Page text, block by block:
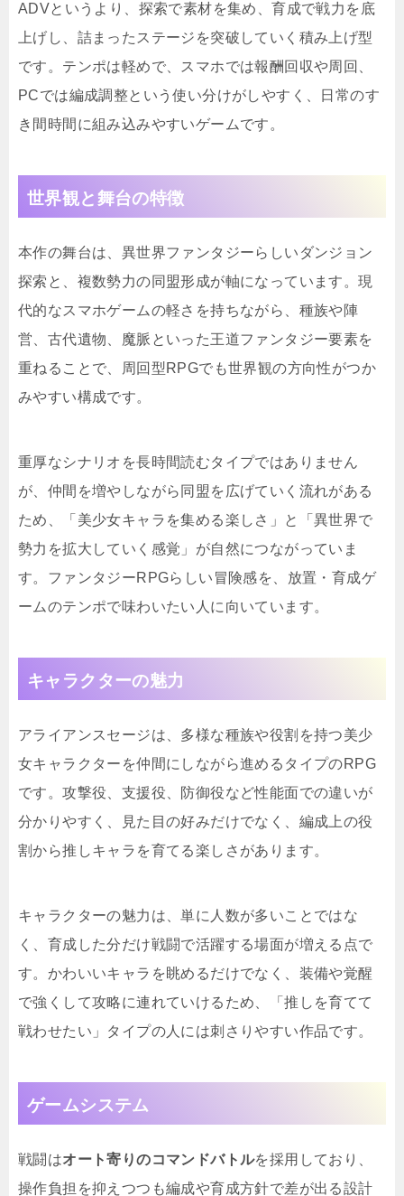
ADVというより、探索で素材を集め、育成で戦力を底
上げし、詰まったステージを突破していく積み上げ型
です。テンポは軽めで、スマホでは報酬回収や周回、
PCでは編成調整という使い分けがしやすく、日常のす
き間時間に組み込みやすいゲームです。
世界観と舞台の特徴
本作の舞台は、異世界ファンタジーらしいダンジョン
探索と、複数勢力の同盟形成が軸になっています。現
代的なスマホゲームの軽さを持ちながら、種族や陣
営、古代遺物、魔脈といった王道ファンタジー要素を
重ねることで、周回型RPGでも世界観の方向性がつか
みやすい構成です。
重厚なシナリオを長時間読むタイプではありません
が、仲間を増やしながら同盟を広げていく流れがある
ため、「美少女キャラを集める楽しさ」と「異世界で
勢力を拡大していく感覚」が自然につながっていま
す。ファンタジーRPGらしい冒険感を、放置・育成ゲ
ームのテンポで味わいたい人に向いています。
キャラクターの魅力
アライアンスセージは、多様な種族や役割を持つ美少
女キャラクターを仲間にしながら進めるタイプのRPG
です。攻撃役、支援役、防御役など性能面での違いが
分かりやすく、見た目の好みだけでなく、編成上の役
割から推しキャラを育てる楽しさがあります。
キャラクターの魅力は、単に人数が多いことではな
く、育成した分だけ戦闘で活躍する場面が増える点で
す。かわいいキャラを眺めるだけでなく、装備や覚醒
で強くして攻略に連れていけるため、「推しを育てて
戦わせたい」タイプの人には刺さりやすい作品です。
ゲームシステム
戦闘はオート寄りのコマンドバトルを採用しており、
操作負担を抑えつつも編成や育成方針で差が出る設計